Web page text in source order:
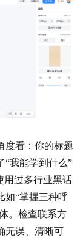
度看：你的标题
“我能学到什么”
用过多行业黑话
如“掌握三种呼
。检查联系方
误、清晰可